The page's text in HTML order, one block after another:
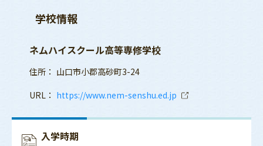
学校情報
ネムハイスクール高等専修学校
住所： 山口市小郡高砂町3-24
URL： https://www.nem-senshu.ed.jp
入学時期